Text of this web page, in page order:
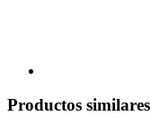
Productos similares